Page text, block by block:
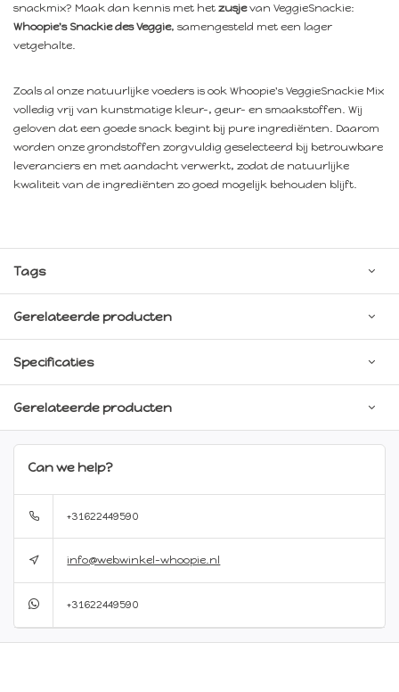
snackmix? Maak dan kennis met het zusjevan VeggieSnackie:
Whoopie's Snackie des Veggie, samengesteld met een lager
vetgehalte.
Zoals al onze natuurlijke voeders is ook Whoopie's VeggieSnackie Mix
volledig vrij van kunstmatige kleur-, geur- en smaakstoffen. Wij
geloven dat een goede snack begint bij pure ingrediënten. Daarom
worden onze grondstoffen zorgvuldig geselecteerd bij betrouwbare
leveranciers en met aandacht verwerkt, zodat de natuurlijke
kwaliteit van de ingrediënten zo goed mogelijk behouden blijft.
Tags
Gerelateerde producten
Specificaties
Gerelateerde producten
Can we help?
+31622449590
info@webwinkel-whoopie.nl
+31622449590